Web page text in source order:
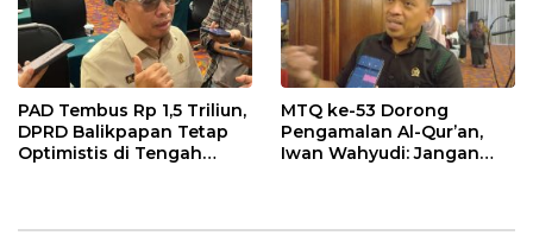
PAD Tembus Rp 1,5 Triliun,
DPRD Balikpapan Tetap
Optimistis di Tengah
MTQ ke-53 Dorong
Pengamalan Al-Qur’an,
Iwan Wahyudi: Jangan